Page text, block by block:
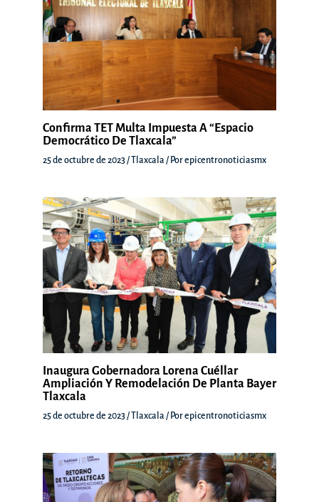
Confirma TET Multa Impuesta A “Espacio
Democrático De Tlaxcala”
25 de octubre de 2023/ Tlaxcala / Porepicentronoticiasmx
Inaugura Gobernadora Lorena Cuéllar
Ampliación Y Remodelación De Planta Bayer
Tlaxcala
25 de octubre de 2023 /Tlaxcala / Porepicentronoticiasmx